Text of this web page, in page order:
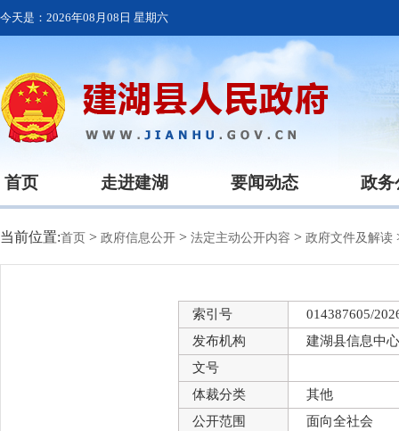
今天是： 2026年08月08日 星期六
首页 走进建湖 要闻动态 政务
当前位置:首页 > 政府信息公开 > 法定主动公开内容 > 政府文件及解读
索引号
014387605/
发布机构
建湖县信息中心
文号
体裁分类
其他
公开范围
面向全社会